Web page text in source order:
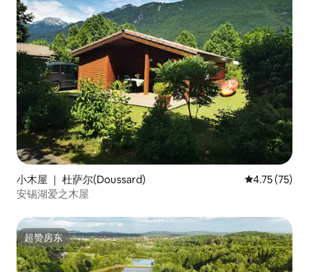
小木屋 ｜ 杜萨尔(Doussard) 平均评分
4.75 (75)
安锡湖爱之木屋
超赞房东
超赞房东